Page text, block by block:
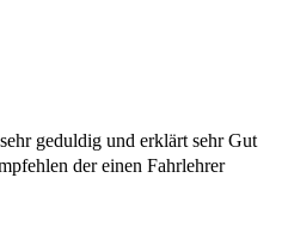
geduldig und erklärt sehr Gut
der einen Fahrlehrer